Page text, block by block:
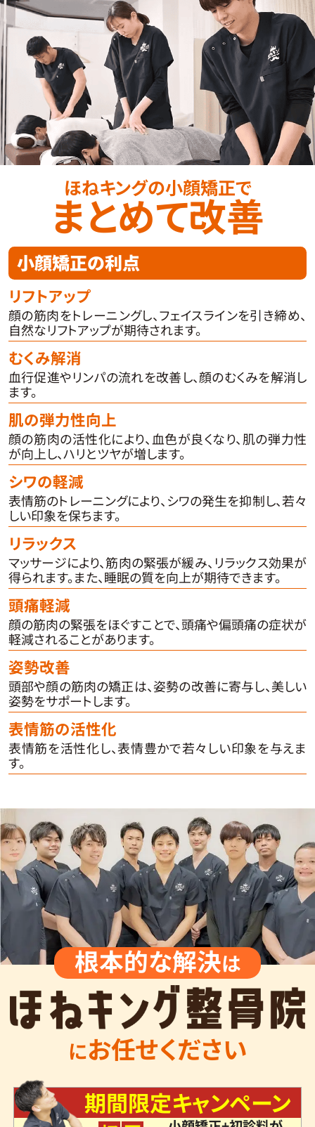
ほねキングの小顔矯正で
まとめて改善
小顔矯正の利点
リフトアップ
顔の筋肉をトレーニングし、フェイスラインを引き締め、
自然なリフトアップが期待されます。
むくみ解消
血行促進やリンパの流れを改善し、顔のむくみを解消し
ます。
肌の弾力性向上
顔の筋肉の活性化により、血色が良くなり、肌の弾力性
が向上し、ハリとツヤが増します。
シワの軽減
表情筋のトレーニングにより、シワの発生を抑制し、若々
しい印象を保ちます。
リラックス
マッサージにより、筋肉の緊張が緩み、リラックス効果が
得られます。また、睡眠の質を向上が期待できます。
頭痛軽減
顔の筋肉の緊張をほぐすことで、頭痛や偏頭痛の症状が
軽減されることがあります。
姿勢改善
頭部や顔の筋肉の矯正は、姿勢の改善に寄与し、美しい
姿勢をサポートします。
表情筋の活性化
表情筋を活性化し、表情豊かで若々しい印象を与えま
す。
根本的な解決は
にお任せください
期間限定キャンペーン